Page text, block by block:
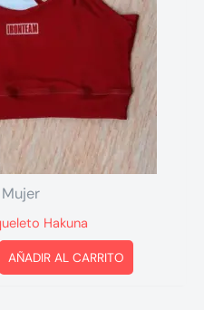
Mujer
Hakuna
AÑADIR AL CARRITO